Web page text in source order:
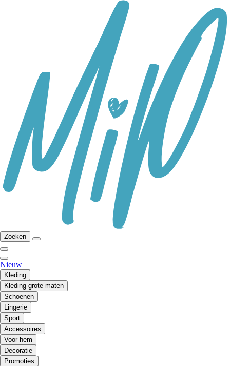
Zoeken
Nieuw
Kleding
Kleding grote maten
Schoenen
Lingerie
Sport
Accessoires
Voor hem
Decoratie
Promoties